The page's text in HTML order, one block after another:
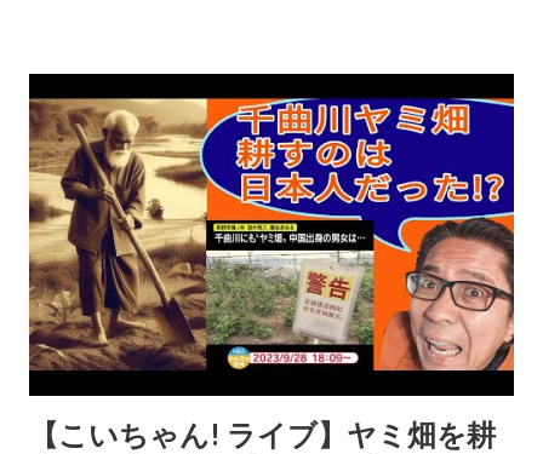
けむり号 長野電鉄 https://www.nagaden-
net.co.jp/news/20... 55:38 城山公園駐車場周辺の状況
1:10:20 コメント返し②
【こいちゃん! ライブ】ヤミ畑を耕